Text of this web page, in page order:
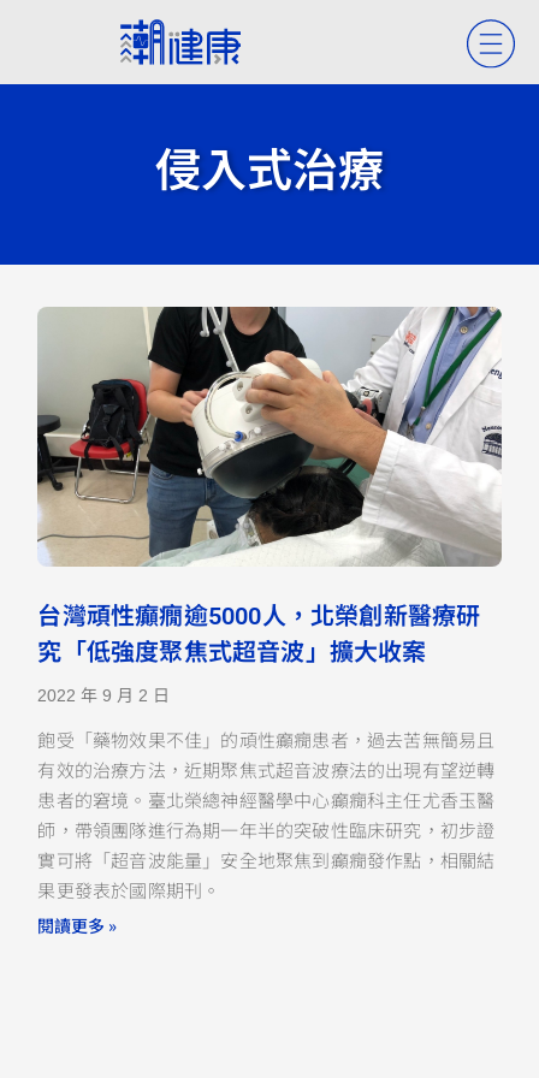
侵入式治療
台灣頑性癲癇逾5000人，北榮創新醫療研
究「低強度聚焦式超音波」擴大收案
2022 年 9 月 2 日
飽受「藥物效果不佳」的頑性癲癇患者，過去苦無簡易且
有效的治療方法，近期聚焦式超音波療法的出現有望逆轉
患者的窘境。臺北榮總神經醫學中心癲癇科主任尤香玉醫
師，帶領團隊進行為期一年半的突破性臨床研究，初步證
實可將「超音波能量」安全地聚焦到癲癇發作點，相關結
果更發表於國際期刊。
閱讀更多 »